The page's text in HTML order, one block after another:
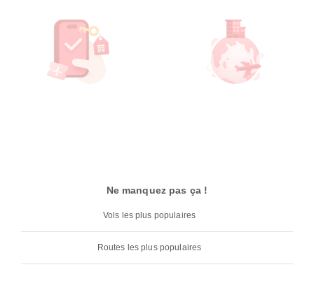
Ne manquez pas ça !
Vols les plus populaires
Routes les plus populaires